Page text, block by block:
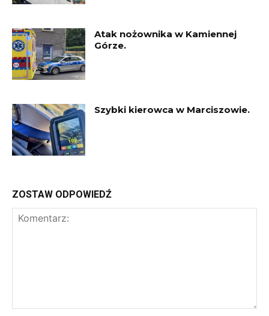
Atak nożownika w Kamiennej
Górze.
Szybki kierowca w Marciszowie.
ZOSTAW ODPOWIEDŹ